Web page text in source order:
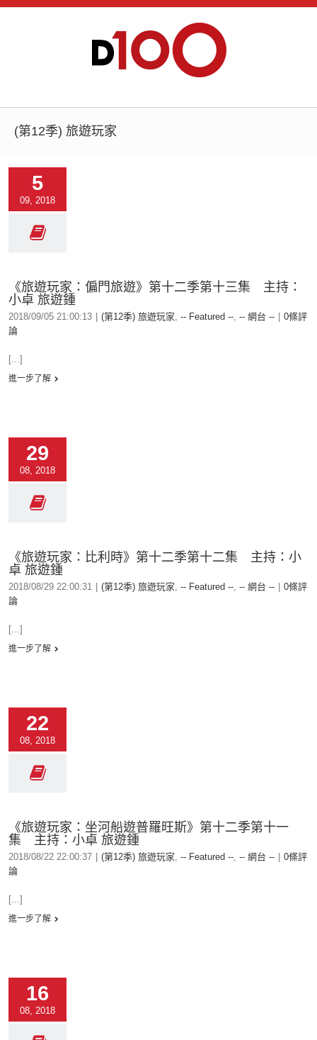
(第12季) 旅遊玩家
5
09, 2018
《旅遊玩家：偏門旅遊》第十二季第十三集 主持：
小卓 旅遊鍾
2018/09/05 21:00:13 (第12季) 旅遊玩家, -- Featured --, -- 網台 --
0條評
論
[...]
進一步了解
29
08, 2018
《旅遊玩家：比利時》第十二季第十二集 主持：小
卓 旅遊鍾
2018/08/29 22:00:31 (第12季) 旅遊玩家, -- Featured --, -- 網台 --
0條評
論
[...]
進一步了解
22
08, 2018
《旅遊玩家：坐河船遊普羅旺斯》第十二季第十一
集 主持：小卓 旅遊鍾
2018/08/22 22:00:37 (第12季) 旅遊玩家, -- Featured --, -- 網台 --
0條評
論
[...]
進一步了解
16
08, 2018